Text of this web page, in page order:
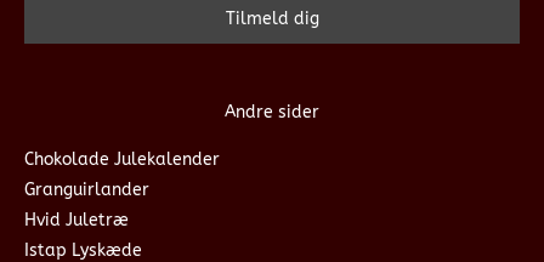
Andre sider
Chokolade Julekalender
Granguirlander
Hvid Juletræ
Istap Lyskæde